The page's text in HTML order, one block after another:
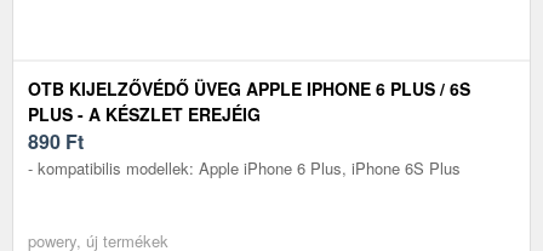
OTB KIJELZŐVÉDŐ ÜVEG APPLE IPHONE 6 PLUS / 6S
PLUS - A KÉSZLET EREJÉIG
890 Ft
- kompatibilis modellek: Apple iPhone 6 Plus, iPhone 6S Plus
powery, új termékek